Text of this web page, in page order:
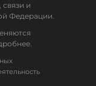
и
Федерации.